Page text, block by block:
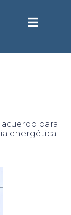
para
energética